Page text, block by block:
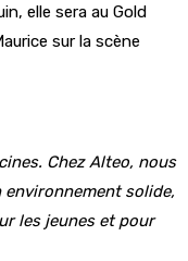
elle sera au Gold
sur la scène
Chez Alteo, nous
solide,
les jeunes et pour